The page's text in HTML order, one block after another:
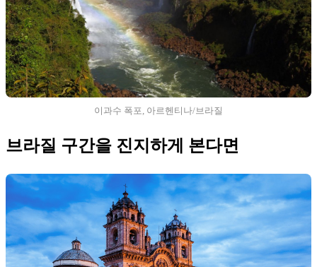
이과수 폭포, 아르헨티나/브라질
브라질 구간을 진지하게 본다면